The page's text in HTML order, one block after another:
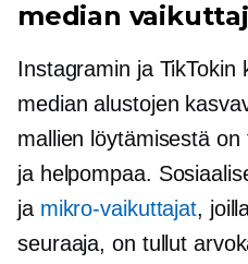
median
Instagramin ja TikTokin
median alustojen
mallien löytämisestä
ja helpompaa.
ja mikro-vaikuttajat,
seuraaja, on tullut